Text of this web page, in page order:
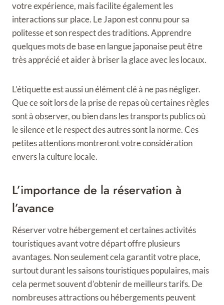
votre expérience, mais facilite également les
interactions sur place. Le Japon est connu pour sa
politesse et son respect des traditions. Apprendre
quelques mots de base en langue japonaise peut être
très apprécié et aider à briser la glace avec les locaux.
L’étiquette est aussi un élément clé à ne pas négliger.
Que ce soit lors de la prise de repas où certaines règles
sont à observer, ou bien dans les transports publics où
le silence et le respect des autres sont la norme. Ces
petites attentions montreront votre considération
envers la culture locale.
L’importance de la réservation à
l’avance
Réserver votre hébergement et certaines activités
touristiques avant votre départ offre plusieurs
avantages. Non seulement cela garantit votre place,
surtout durant les saisons touristiques populaires, mais
cela permet souvent d’obtenir de meilleurs tarifs. De
nombreuses attractions ou hébergements peuvent